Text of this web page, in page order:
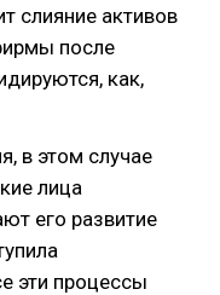
слияние активов
после
как,
в этом случае
лица
его развитие
эти процессы